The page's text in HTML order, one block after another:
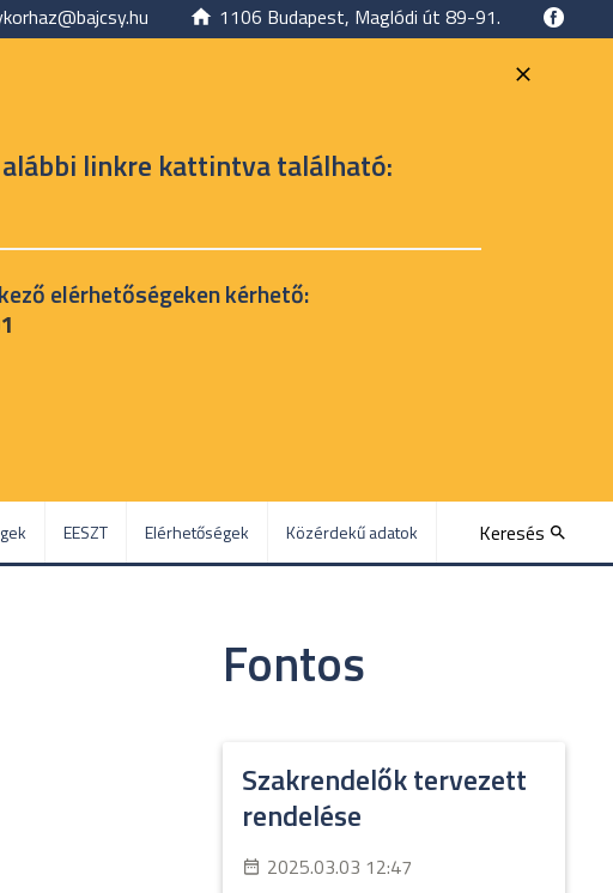
1106 Budapest, Maglódi út 89-91.
linkre kattintva található:
elérhetőségeken kérhető:
EESZT Elérhetőségek Közérdekű adatok Keresés
Fontos
Szakrendelők tervezett
rendelése
2025.03.03 12:47